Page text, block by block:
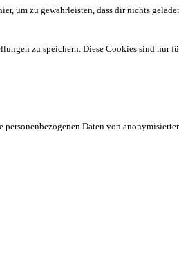
um zu gewährleisten, dass dir nichts
zu speichern. Diese Cookies sind nur
Daten von